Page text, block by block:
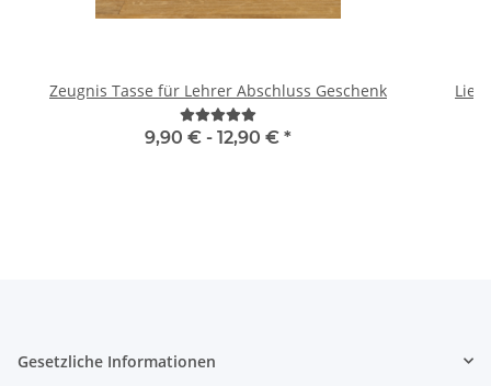
Zeugnis Tasse für Lehrer Abschluss Geschenk
9,90 € - 12,90 € *
Gesetzliche Informationen